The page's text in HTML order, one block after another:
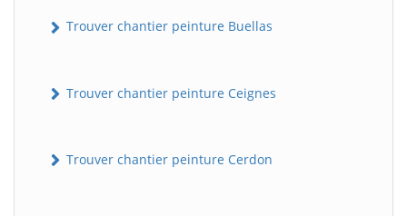
Trouver chantier peinture Buellas
Trouver chantier peinture Ceignes
Trouver chantier peinture Cerdon